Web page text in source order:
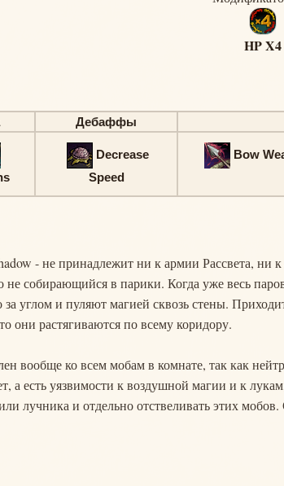
HP X4
Дебаффы
Decrease
Speed
Bow
- не принадлежит ни к армии Рассвета, ни
не собирающийся в парики. Когда уже весь
за углом и пуляют магией сквозь стены.
они растягиваются по всему коридору.
вообще ко всем мобам в комнате, так как
а есть уязвимости к воздушной магии и к
лучника и отдельно отствеливать этих